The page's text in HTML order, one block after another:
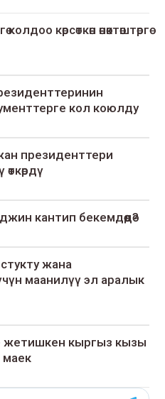
көрсөткөн өнөктөштөргө
кол коюлду
президенттери
кантип бекемдөөдө?
жана
маанилүү эл аралык
жетишкен кыргыз кызы